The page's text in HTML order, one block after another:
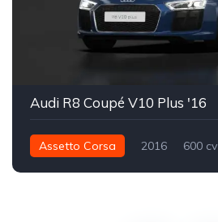
Audi R8 Coupé V10 Plus '16
Assetto Corsa 2016 600 cv